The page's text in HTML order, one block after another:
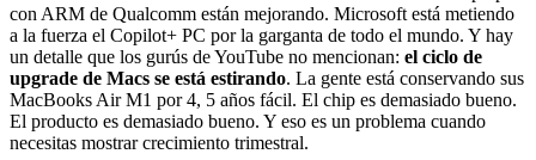
con ARM de Qualcomm están mejorando. Microsoft está metiendo
a la fuerza el Copilot+ PC por la garganta de todo el mundo. Y hay
un detalle que los gurús de YouTube no mencionan: el ciclo de
upgrade de Macs se está estirando. La gente está conservando sus
MacBooks Air M1 por 4, 5 años fácil. El chip es demasiado bueno.
El producto es demasiado bueno. Y eso es un problema cuando
necesitas mostrar crecimiento trimestral.